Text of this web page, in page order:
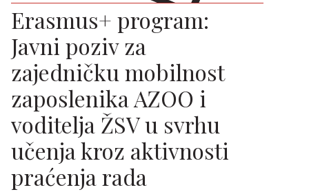
Erasmus+ program:
Javni poziv za
zajedničku mobilnost
zaposlenika AZOO i
voditelja ŽSV u svrhu
učenja kroz aktivnosti
praćenja rada